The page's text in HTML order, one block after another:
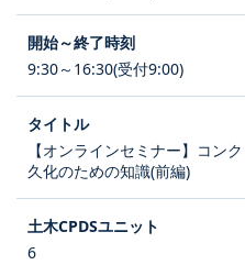
9:30～16:30(受付9:00)
【オンラインセミナー】コン
久化のための知識(前編)
6